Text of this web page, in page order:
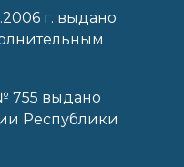
г. выдано
755 выдано
Республики